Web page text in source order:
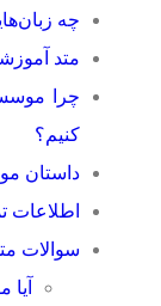
چه
متد
چرا
کنیم؟
داستان
اطلاعات
سوالات